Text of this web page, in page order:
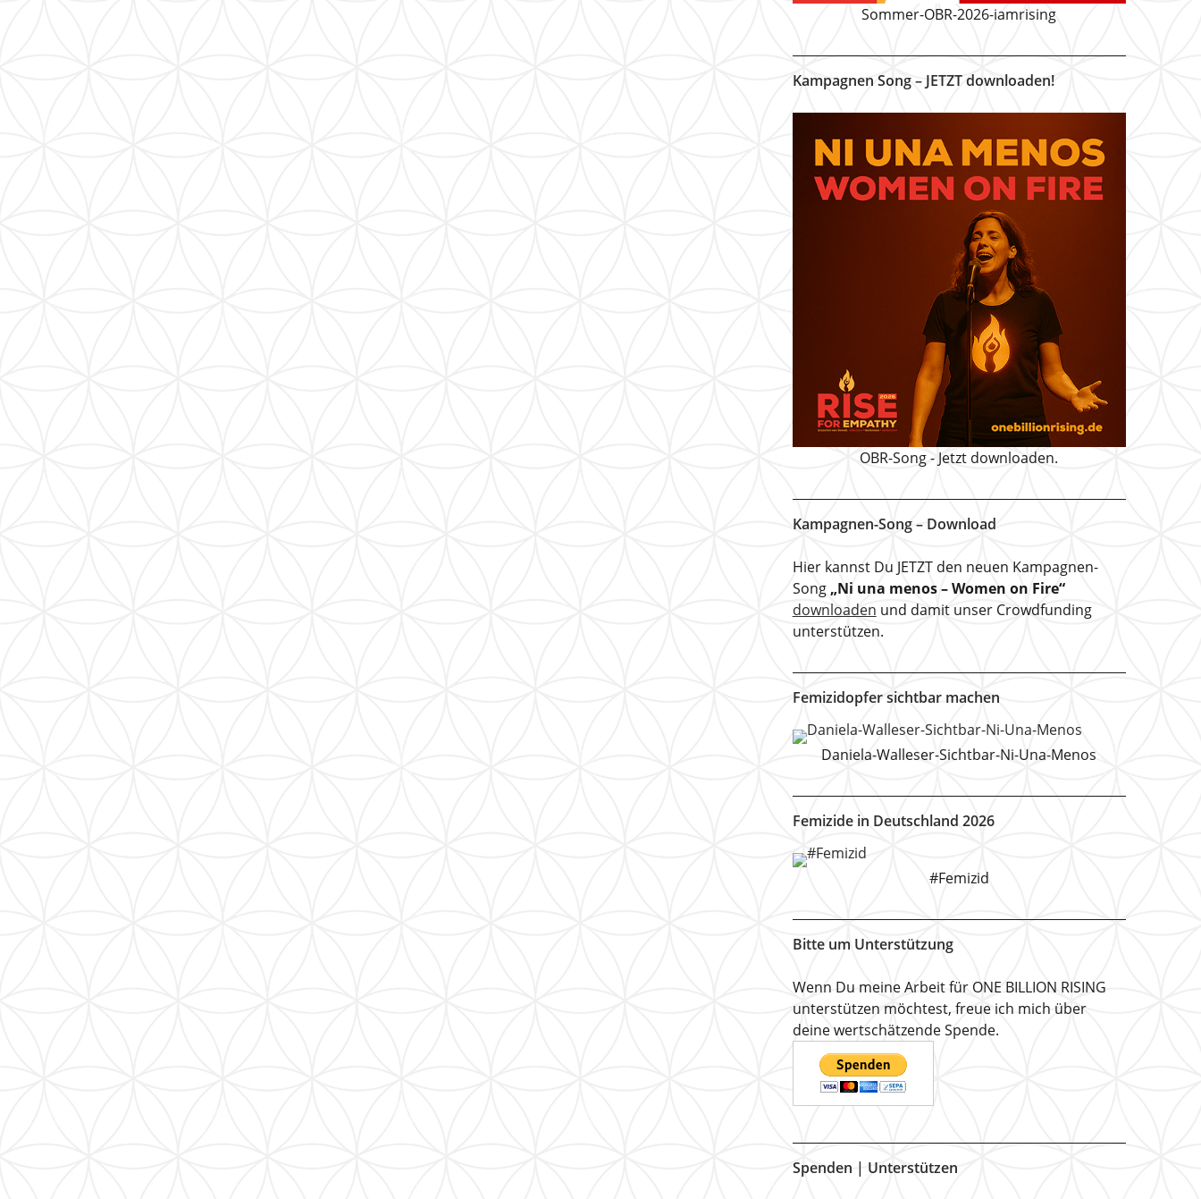
Sommer-OBR-2026-iamrising
Kampagnen Song – JETZT downloaden!
OBR-Song - Jetzt downloaden.
Kampagnen-Song – Download
Hier kannst Du JETZT den neuen Kampagnen-
Song „Ni una menos – Women on Fire“
downloaden und damit unser Crowdfunding
unterstützen.
Femizidopfer sichtbar machen
Daniela-Walleser-Sichtbar-Ni-Una-Menos
Femizide in Deutschland 2026
#Femizid
Bitte um Unterstützung
Wenn Du meine Arbeit für ONE BILLION RISING
unterstützen möchtest, freue ich mich über
deine wertschätzende Spende.
Spenden | Unterstützen